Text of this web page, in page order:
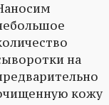
на
кожу